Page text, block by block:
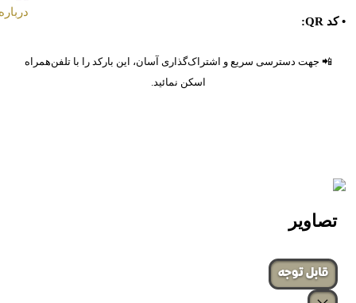
• کد QR:
📲 جهت دسترسی سریع و اشتراک‌گذاری آسان، این بارکد را با تلفن‌همراه
اسکن نمائید.
تصاویر
‌قابل توجه